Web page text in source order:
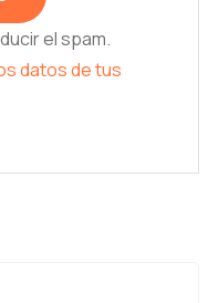
el spam.
datos de tus